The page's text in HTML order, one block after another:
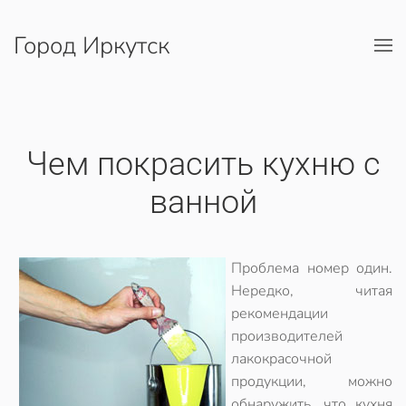
Перейти к содержимому
Город Иркутск
Чем покрасить кухню с
ванной
Проблема номер один.
Нередко, читая
рекомендации
производителей
лакокрасочной
продукции, можно